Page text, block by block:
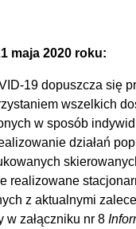
maja 2020 roku:
19 dopuszcza się
wszelkich
w sposób
działań
realizowane
z aktualnymi
w załączniku nr 8